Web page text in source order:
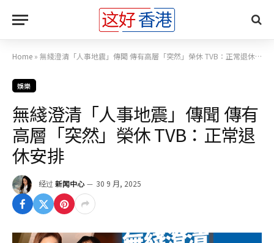
Home » 無綫澄清「人事地震」傳聞 傳有高層「突然」榮休 TVB：正常退休安排
娛樂
無綫澄清「人事地震」傳聞 傳有
高層「突然」榮休 TVB：正常退
休安排
经过 新闻中心 30 9 月, 2025